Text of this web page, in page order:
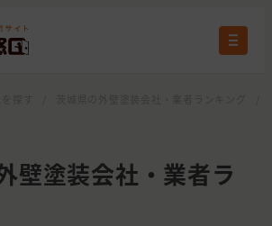
壁塗装会社・業者ラ